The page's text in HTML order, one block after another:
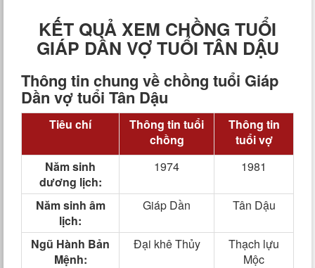
KẾT QUẢ XEM CHỒNG TUỔI
GIÁP DẦN VỢ TUỔI TÂN DẬU
Thông tin chung về chồng tuổi Giáp
Dần vợ tuổi Tân Dậu
Tiêu chí
Thông tin tuổi
chồng
Thông tin
tuổi vợ
Năm sinh
dương lịch:
1974 1981
Năm sinh âm
lịch:
Giáp Dần Tân Dậu
Ngũ Hành Bản
Mệnh:
Đại khê Thủy
Thạch lựu
Mộc